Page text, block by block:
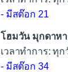
- มีสต๊อก 21
โฮมวัน มุกดาห
เวลาทำการ: ทุก
- มีสต๊อก 34